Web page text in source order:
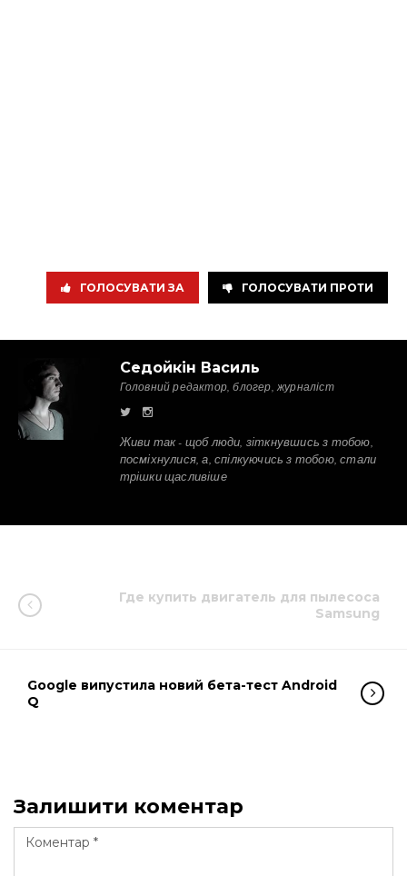
ГОЛОСУВАТИ ЗА ГОЛОСУВАТИ ПРОТИ
Седойкін Василь
Головний редактор, блогер, журналіст
Живи так - щоб люди, зіткнувшись з тобою,
посміхнулися, а, спілкуючись з тобою, стали
трішки щасливіше
Где купить двигатель для пылесоса
Samsung
Google випустила новий бета-тест Android
Q
Залишити коментар